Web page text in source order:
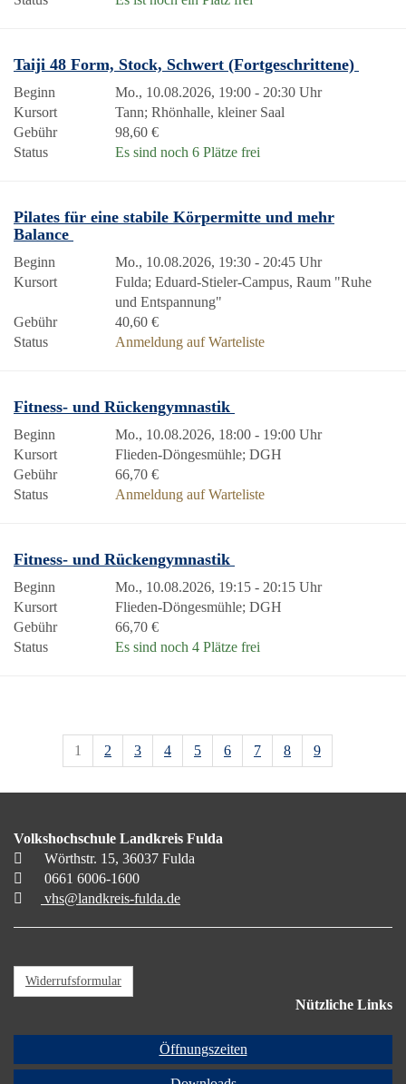
Taiji 48 Form, Stock, Schwert (Fortgeschrittene)
Beginn
Mo., 10.08.2026, 19:00 - 20:30 Uhr
Kursort
Tann; Rhönhalle, kleiner Saal
Gebühr
98,60 €
Status
Es sind noch 6 Plätze frei
Pilates für eine stabile Körpermitte und mehr
Balance
Beginn
Mo., 10.08.2026, 19:30 - 20:45 Uhr
Kursort
Fulda; Eduard-Stieler-Campus, Raum "Ruhe
und Entspannung"
Gebühr
40,60 €
Status
Anmeldung auf Warteliste
Fitness- und Rückengymnastik
Beginn
Mo., 10.08.2026, 18:00 - 19:00 Uhr
Kursort
Flieden-Döngesmühle; DGH
Gebühr
66,70 €
Status
Anmeldung auf Warteliste
Fitness- und Rückengymnastik
Beginn
Mo., 10.08.2026, 19:15 - 20:15 Uhr
Kursort
Flieden-Döngesmühle; DGH
Gebühr
66,70 €
Status
Es sind noch 4 Plätze frei
1 2 3 4 5 6 7 8 9
Volkshochschule Landkreis Fulda
Wörthstr. 15, 36037 Fulda
0661 6006-1600
vhs@landkreis-fulda.de
Widerrufsformular
Nützliche Links
Öffnungszeiten